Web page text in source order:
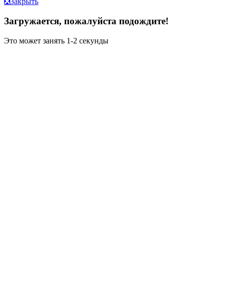
Загружается, пожалуйста подождите!
Это может занять 1-2 секунды